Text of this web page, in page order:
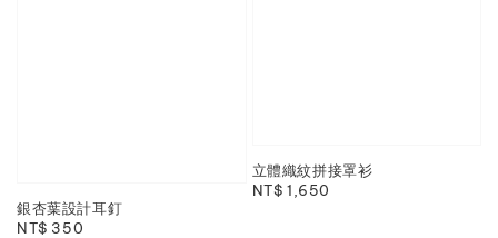
銀杏葉設計耳釘
Regular
NT$ 350
立體織紋拼接罩衫
Regular
NT$ 1,650